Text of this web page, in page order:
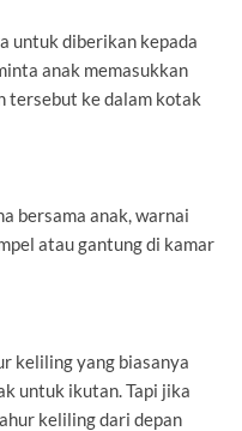
untuk diberikan kepada
anak memasukkan
tersebut ke dalam kotak
bersama anak, warnai
atau gantung di kamar
keliling yang biasanya
untuk ikutan. Tapi jika
keliling dari depan